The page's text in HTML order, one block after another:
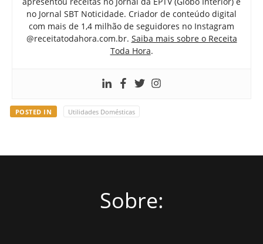
no Jornal SBT Noticidade. Criador de conteúdo digital
com mais de 1,4 milhão de seguidores no Instagram
@receitatodahora.com.br. Saiba mais sobre o Receita
Toda Hora.
POSTED IN Utilidades Domésticas
Sobre: